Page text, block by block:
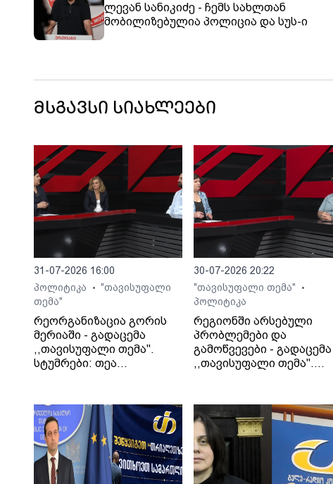
ლევან სანიკიძე - ჩემს სახლთან
მობილიზებულია პოლიცია და სუს-ი
მსგავსი სიახლეები
31-07-2026 16:00
პოლიტიკა
• "თავისუფალი
თემა"
რეორგანიზაცია გორის
მერიაში - გადაცემა
,,თავისუფალი თემა".
სტუმრები: თეა
30-07-2026 20:22
"თავისუფალი თემა"
•
პოლიტიკა
რეგიონში არსებული
პრობლემები და
გამოწვევები - გადაცემა
,,თავისუფალი თემა".